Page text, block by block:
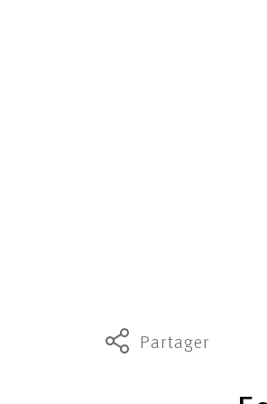
Partager